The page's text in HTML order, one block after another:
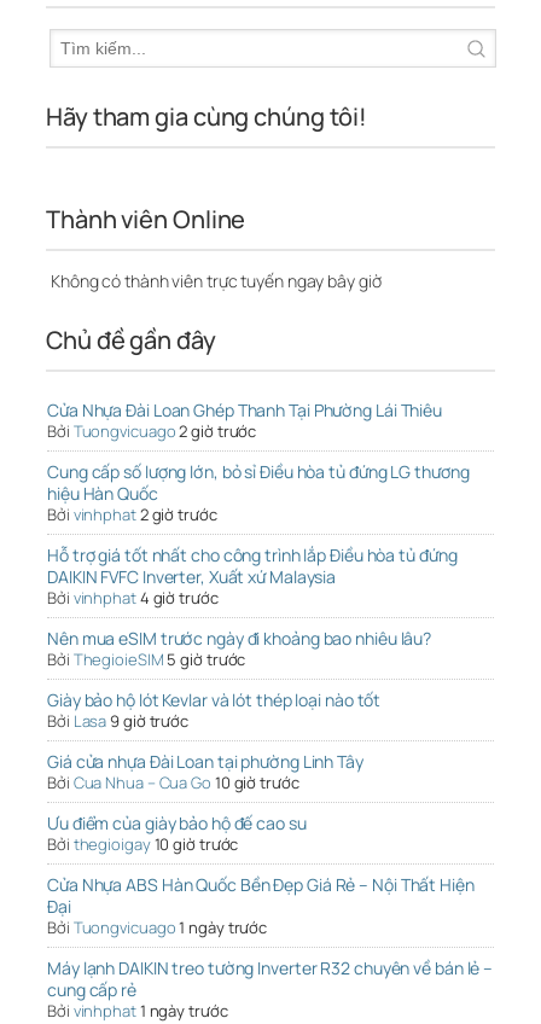
Hãy tham gia cùng chúng tôi!
Thành viên Online
Không có thành viên trực tuyến ngay bây giờ
Chủ đề gần đây
Cửa Nhựa Đài Loan Ghép Thanh Tại Phường Lái Thiêu
Bởi Tuongvicuago2 giờ trước
Cung cấp số lượng lớn, bỏ sỉ Điều hòa tủ đứng LG thương
hiệu Hàn Quốc
Bởi vinhphat2 giờ trước
Hỗ trợ giá tốt nhất cho công trình lắp Điều hòa tủ đứng
DAIKIN FVFC Inverter, Xuất xứ Malaysia
Bởi vinhphat4 giờ trước
Nên mua eSIM trước ngày đi khoảng bao nhiêu lâu?
Bởi ThegioieSIM 5 giờ trước
Giày bảo hộ lót Kevlar và lót thép loại nào tốt
Bởi Lasa9 giờ trước
Giá cửa nhựa Đài Loan tại phường Linh Tây
Bởi Cua Nhua – Cua Go 10 giờ trước
Ưu điểm của giày bảo hộ đế cao su
Bởi thegioigay10 giờ trước
Cửa Nhựa ABS Hàn Quốc Bền Đẹp Giá Rẻ – Nội Thất Hiện
Đại
Bởi Tuongvicuago1 ngày trước
Máy lạnh DAIKIN treo tường Inverter R32 chuyên về bán lẻ –
cung cấp rẻ
Bởi vinhphat1 ngày trước